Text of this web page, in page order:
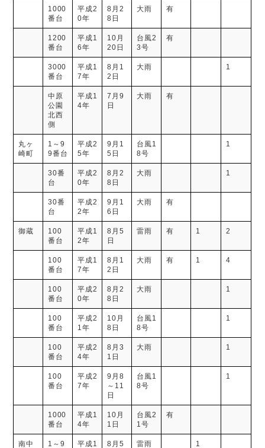
1000
番台
平成2
0年
8月2
8日
大雨 有
1200
番台
平成1
6年
10月
20日
台風2
3号
有
3000
番台
平成1
7年
8月1
2日
大雨 1
中原
公園
北西
側
平成1
4年
7月9
日
大雨 有
丸ヶ
崎町
1～9
9番台
平成2
5年
9月1
5日
台風1
8号
1
30番
台
平成2
0年
8月2
8日
大雨 1
30番
台
平成2
2年
9月1
6日
大雨 有
御蔵
100
番台
平成1
2年
8月5
日
雷雨 有 1 2
100
番台
平成1
7年
8月1
2日
大雨 有 1 4
100
番台
平成2
0年
8月2
8日
大雨 1
100
番台
平成2
1年
10月
8日
台風1
8号
1
100
番台
平成2
4年
8月3
1日
大雨 1
100
番台
平成2
7年
9月8
～11
日
台風1
8号
1
1000
番台
平成1
4年
10月
1日
台風2
1号
有
南中
1～9
平成1
8月5
雷雨 1